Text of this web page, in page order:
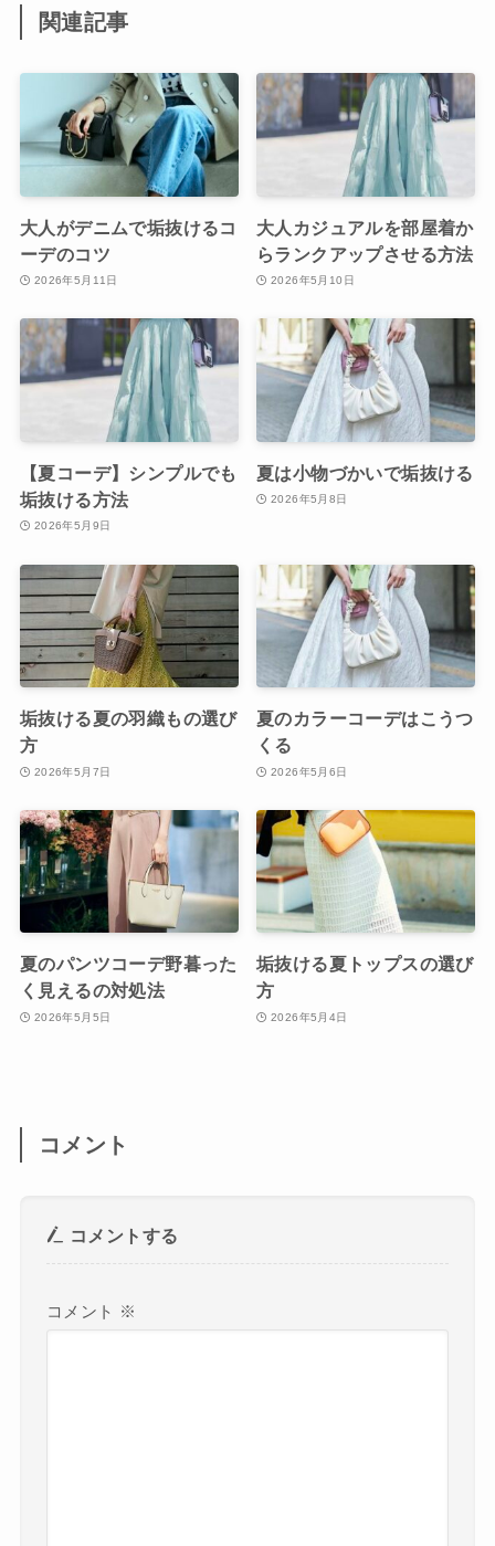
関連記事
大人がデニムで垢抜けるコ
ーデのコツ
2026年5月11日
大人カジュアルを部屋着か
らランクアップさせる方法
2026年5月10日
【夏コーデ】シンプルでも
垢抜ける方法
2026年5月9日
夏は小物づかいで垢抜ける
2026年5月8日
垢抜ける夏の羽織もの選び
方
2026年5月7日
夏のカラーコーデはこうつ
くる
2026年5月6日
夏のパンツコーデ野暮った
く見えるの対処法
2026年5月5日
垢抜ける夏トップスの選び
方
2026年5月4日
コメント
コメントする
コメント ※